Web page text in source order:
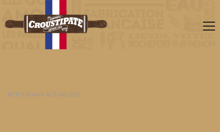
RETOUR AUX ACTUALITÉS